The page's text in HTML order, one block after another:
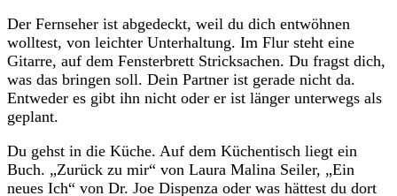
Der Fernseher ist abgedeckt, weil du dich entwöhnen
wolltest, von leichter Unterhaltung. Im Flur steht eine
Gitarre, auf dem Fensterbrett Stricksachen. Du fragst dich,
was das bringen soll. Dein Partner ist gerade nicht da.
Entweder es gibt ihn nicht oder er ist länger unterwegs als
geplant.
Du gehst in die Küche. Auf dem Küchentisch liegt ein
Buch. „Zurück zu mir“ von Laura Malina Seiler, „Ein
neues Ich“ von Dr. Joe Dispenza oder was hättest du dort